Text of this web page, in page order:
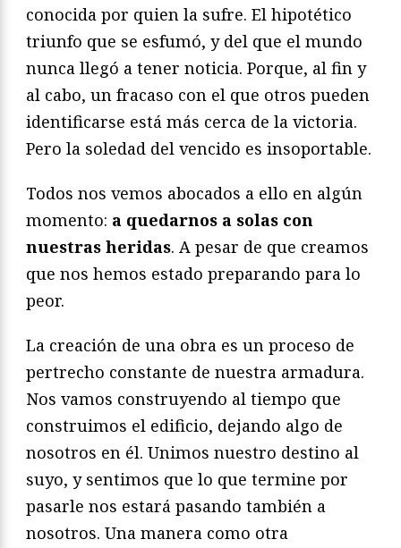
conocida por quien la sufre. El hipotético
triunfo que se esfumó, y del que el mundo
nunca llegó a tener noticia. Porque, al fin y
al cabo, un fracaso con el que otros pueden
identificarse está más cerca de la victoria.
Pero la soledad del vencido es insoportable.
Todos nos vemos abocados a ello en algún
momento: a quedarnos a solas con
nuestras heridas. A pesar de que creamos
que nos hemos estado preparando para lo
peor.
La creación de una obra es un proceso de
pertrecho constante de nuestra armadura.
Nos vamos construyendo al tiempo que
construimos el edificio, dejando algo de
nosotros en él. Unimos nuestro destino al
suyo, y sentimos que lo que termine por
pasarle nos estará pasando también a
nosotros. Una manera como otra